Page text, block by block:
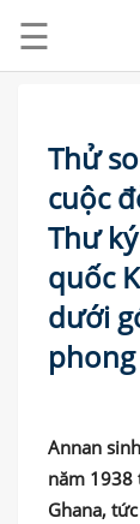
CHỦ
KHOÁ
HỌC
☰
Thử
cuộc
Thư
quốc
dưới
Annan
năm 1938
Ghana,